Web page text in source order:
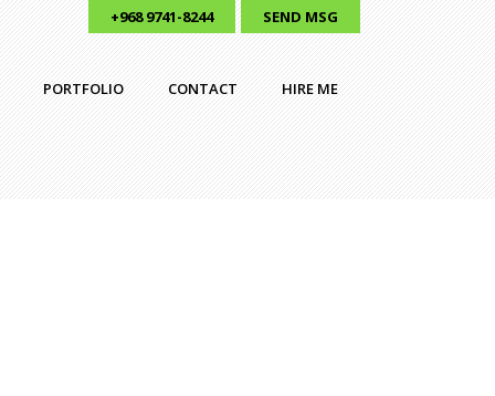
+968 9741-8244 SEND MSG
PORTFOLIO CONTACT HIRE ME